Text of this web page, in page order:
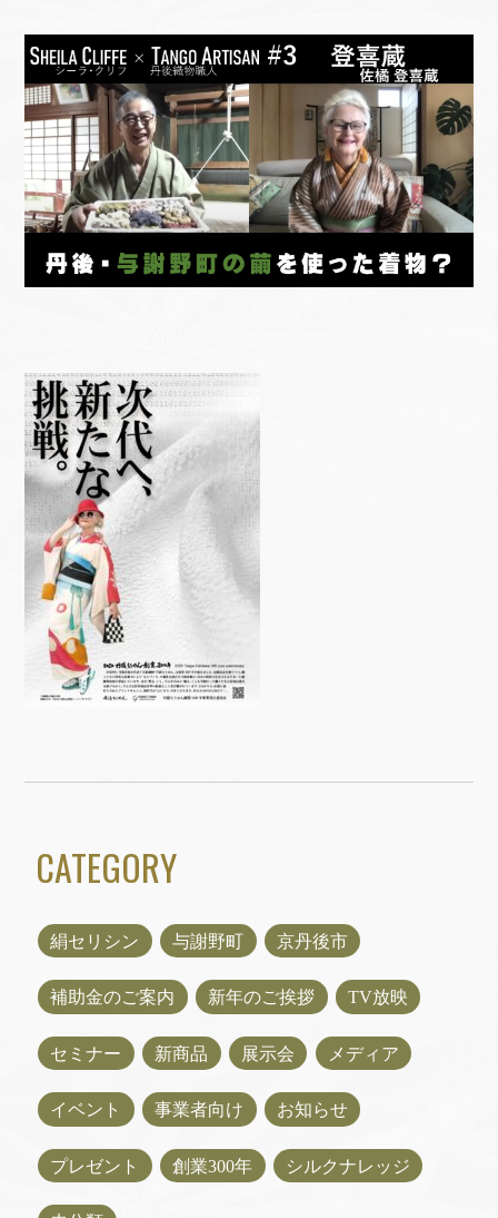
CATEGORY
絹セリシン 与謝野町 京丹後市
補助金のご案内 新年のご挨拶 TV放映
セミナー 新商品 展示会 メディア
イベント 事業者向け お知らせ
プレゼント 創業300年 シルクナレッジ